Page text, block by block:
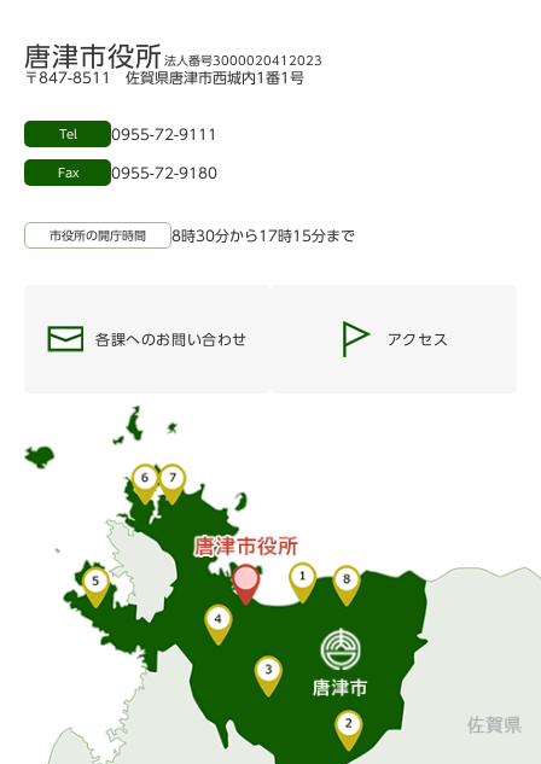
唐津市役所 法人番号3000020412023
〒847-8511 佐賀県唐津市西城内1番1号
Tel 0955-72-9111
Fax 0955-72-9180
市役所の開庁時間 8時30分から17時15分まで
各課へのお問い合わせ アクセス